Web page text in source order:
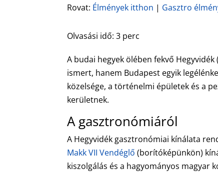
Rovat: Élmények itthon | Gasztro
Olvasási idő:3 perc
A budai hegyek ölében fekvő
ismert, hanem Budapest egyik
közelsége, a történelmi épületek és a
kerületnek.
A gasztronómiáról
A Hegyvidék gasztronómiai kínálata
Makk VII Vendéglő (borítóképünkön)
kiszolgálás és a hagyományos magyar